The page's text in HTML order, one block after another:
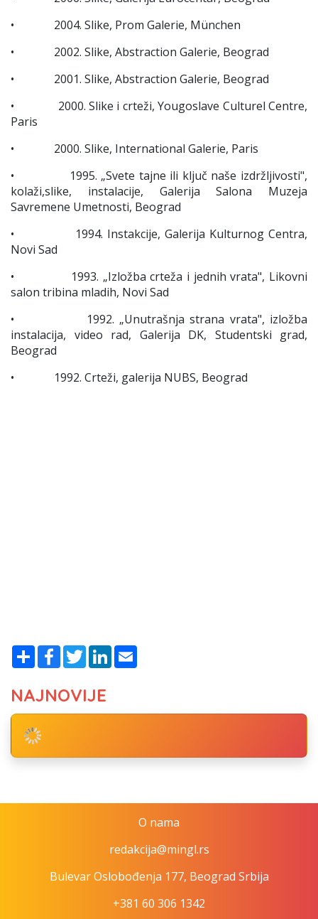
• 2004. Slike, Prom Galerie, München
• 2002. Slike, Abstraction Galerie, Beograd
• 2001. Slike, Abstraction Galerie, Beograd
• 2000. Slike i crteži, Yougoslave Culturel Centre,
Paris
• 2000. Slike, International Galerie, Paris
• 1995. „Svete tajne ili ključ naše izdržljivosti",
kolaži,slike, instalacije, Galerija Salona Muzeja
Savremene Umetnosti, Beograd
• 1994. Instakcije, Galerija Kulturnog Centra,
Novi Sad
• 1993. „Izložba crteža i jednih vrata", Likovni
salon tribina mladih, Novi Sad
• 1992. „Unutrašnja strana vrata", izložba
instalacija, video rad, Galerija DK, Studentski grad,
Beograd
• 1992. Crteži, galerija NUBS, Beograd
ShareFacebook
TwitterLinkedIn
NAJNOVIJE
O nama
redakcija@mingl.rs
Bulevar Oslobođenja 177, Beograd Srbija
+381 60 306 1342